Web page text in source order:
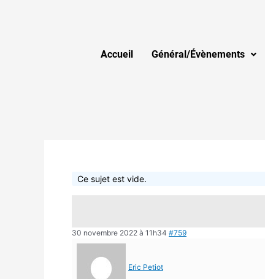
Accueil Général/Évènements
Ce sujet est vide.
30 novembre 2022 à 11h34 #759
Eric Petiot